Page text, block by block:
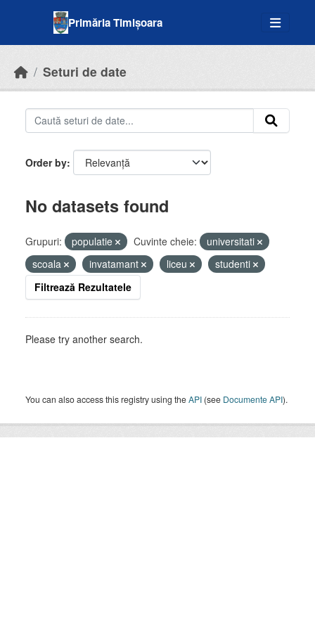
Primăria Timișoara
Seturi de date
Order by
No datasets found
Grupuri: populatie Cuvinte cheie:
universitati
scoala
invatamant liceu
studenti
Filtrează Rezultatele
Please try another search.
You can also access this registry using theAPI (see Documente API).